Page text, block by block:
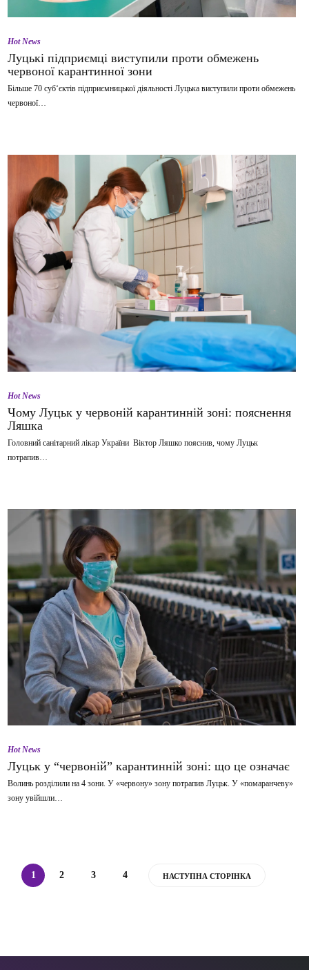
Hot News
Луцькі підприємці виступили проти обмежень
червоної карантинної зони
Більше 70 суб‘єктів підприємницької діяльності Луцька виступили проти обмежень
червоної…
Hot News
Чому Луцьк у червоній карантинній зоні: пояснення
Ляшка
Головний санітарний лікар України Віктор Ляшко пояснив, чому Луцьк
потрапив…
Hot News
Луцьк у “червоній” карантинній зоні: що це означає
Волинь розділили на 4 зони. У «червону» зону потрапив Луцьк. У «помаранчеву»
зону увійшли…
1 2 3 4 НАСТУПНА СТОРІНКА